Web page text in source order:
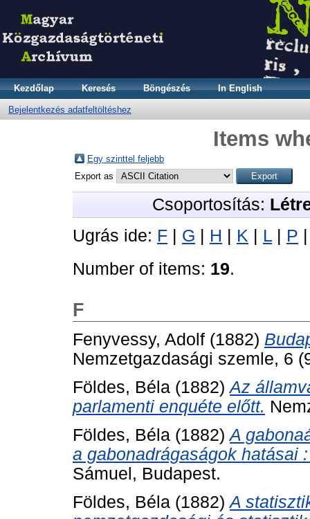
Kezdőlap Keresés Böngészés In English
Bejelentkezés adatfeltöltéshez
Items
Egy szinttel feljebb
Export as
Csoportosítás:
Ugrás ide: F | G | H | K | L | P
Number of items: 19.
F
Fenyvessy, Adolf (1882)
Nemzetgazdasági szemle, 6
Földes, Béla (1882)Az
parlamenti enquéte előtt.
Földes, Béla (1882)A
a gabonadrágaságok hatásai
Sámuel, Budapest.
Földes, Béla (1882)A